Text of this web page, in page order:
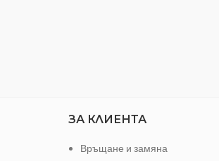
ЗА КЛИЕНТА
Връщане и замяна